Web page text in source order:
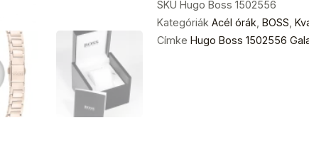
SKU Hugo Boss 1502556
Kategóriák Acél órák BOSS
Címke Hugo Boss 1502556